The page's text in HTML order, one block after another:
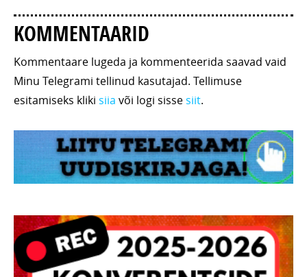
KOMMENTAARID
Kommentaare lugeda ja kommenteerida saavad vaid
Minu Telegrami tellinud kasutajad. Tellimuse
esitamiseks kliki siia või logi sissesiit.